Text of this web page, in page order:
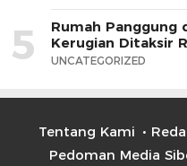
5
Rumah Panggung
Kerugian Ditaksir
UNCATEGORIZED
Tentang Kami
Pedoman Media